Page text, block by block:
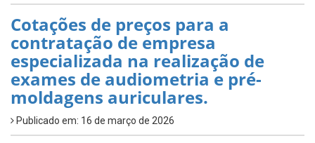
Cotações de preços para a
contratação de empresa
especializada na realização de
exames de audiometria e pré-
moldagens auriculares.
Publicado em: 16 de março de 2026